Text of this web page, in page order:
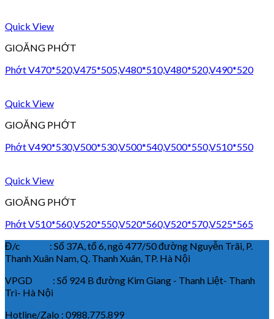
Quick View
GIOĂNG PHỚT
Phớt V470*520,V475*505,V480*510,V480*520,V490*520
Quick View
GIOĂNG PHỚT
Phớt V490*530,V500*530,V500*540,V500*550,V510*550
Quick View
GIOĂNG PHỚT
Phớt V510*560,V520*550,V520*560,V520*570,V525*565
Đ/c : Số 37A, tổ 6, ngõ 477/50 đường Nguyễn Trãi, P.
Thanh Xuân Nam, Q. Thanh Xuân, TP. Hà Nội
VPGD : Số 924 B đường Kim Giang - Thanh Liệt- Thanh
Trì- Hà Nội
Hotline/Zalo : 0988.775.899